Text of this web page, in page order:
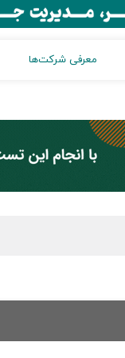
معرفی شرکت‌ها